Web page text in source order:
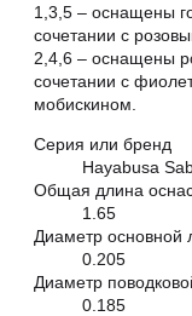
1,3,5 – оснащены
сочетании с
2,4,6 – оснащены
сочетании с
мобискином.
Серия или бренд
Hayabusa
Общая длина
1.65
Диаметр основной
0.205
Диаметр
0.185